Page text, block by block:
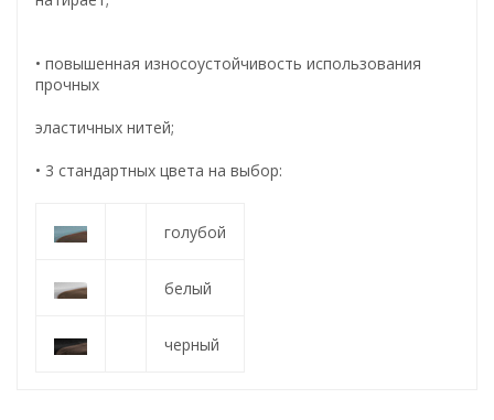
• повышенная износоустойчивость использования
прочных
эластичных нитей;
• 3 стандартных цвета на выбор:
голубой
белый
черный